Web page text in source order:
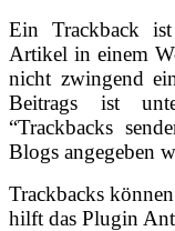
Ein Trackback
Artikel in einem
nicht zwingend
Beitrags ist
“Trackbacks
Blogs angegeben
Trackbacks
hilft das Plugin